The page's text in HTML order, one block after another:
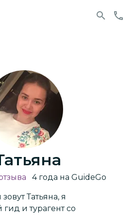
4 года на GuideGo
Татьяна, я
и турагент со